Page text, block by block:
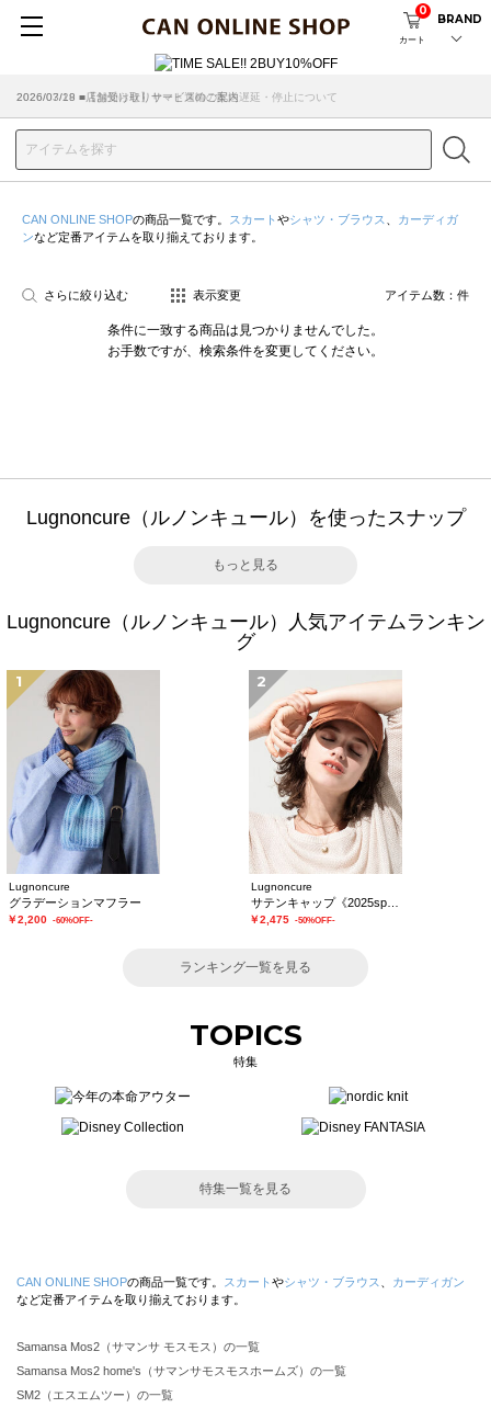
カート
0
BRAND
2026/07/29 ■【お知らせ】ヤマト運輸の配送遅延・停止について
2026/03/18 ■店舗受け取りサービスのご案内
CAN ONLINE SHOPの商品一覧です。 スカート やシャツ・ブラウス
カーディガ
ンなど定番アイテムを取り揃えております。
さらに絞り込む 表示変更 アイテム数： 件
条件に一致する商品は見つかりませんでした。
お手数ですが、検索条件を変更してください。
Lugnoncure（ルノンキュール）を使ったスナップ
もっと見る
Lugnoncure（ルノンキュール）人気アイテムランキン
グ
1
Lugnoncure
グラデーションマフラー
￥2,200 -60%OFF-
2
Lugnoncure
￥2,475 -50%OFF-
ランキング一覧を見る
TOPICS
特集
特集一覧を見る
CAN ONLINE SHOPの商品一覧です。 スカート やシャツ・ブラウス
カーディガン
など定番アイテムを取り揃えております。
Samansa Mos2（サマンサ モスモス）の一覧
Samansa Mos2 home's（サマンサモスモスホームズ）の一覧
SM2（エスエムツー）の一覧